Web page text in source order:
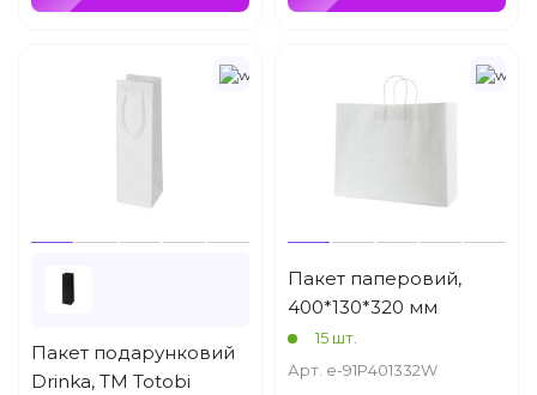
Пакет подарунковий
Drinka, TM Totobi
Пакет паперовий,
400*130*320 мм
15 шт.
Арт. e-91P401332W